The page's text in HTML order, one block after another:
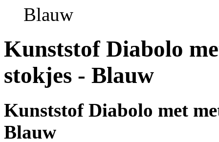
Blauw
Kunststof Diabolo
stokjes - Blauw
Kunststof Diabolo met
Blauw